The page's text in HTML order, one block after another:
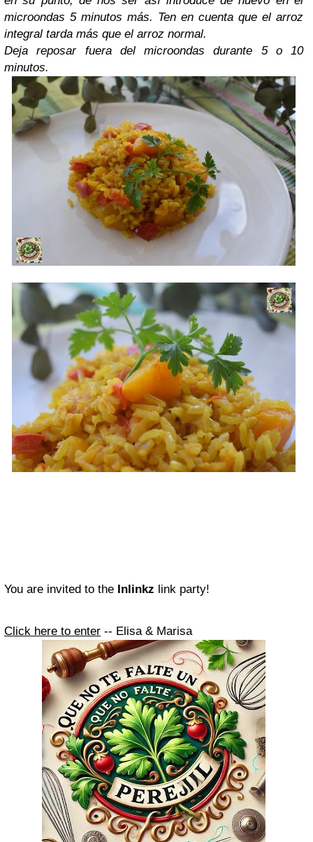
microondas 5 minutos más. Ten en cuenta que el arroz
integral tarda más que el arroz normal.
Deja reposar fuera del microondas durante 5 o 10
minutos.
You are invited to the Inlinkz link party!
Click here to enter -- Elisa & Marisa